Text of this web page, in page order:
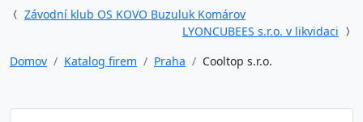
Závodní klub OS KOVO Buzuluk Komárov
LYONCUBEES s.r.o. v likvidaci
Domov
Katalog firem Praha Cooltop s.r.o.